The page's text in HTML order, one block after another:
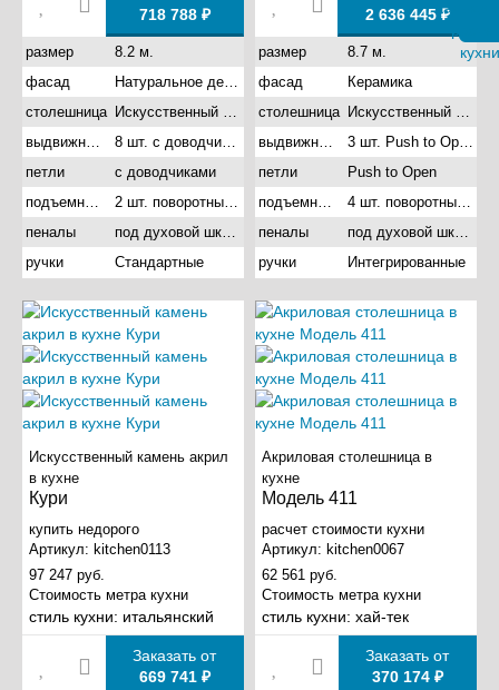
718 788 ₽
размер
8.2 м.
фасад
Натуральное дерево
столешница
Искусственный камень акрил
выдвижные ящики
8 шт. с доводчиками
петли
с доводчиками
подъемные механизмы
2 шт. поворотный подъемник
пеналы
под духовой шкаф
ручки
Стандартные
2 636 445 ₽
размер
8.7 м.
фасад
Керамика
столешница
Искусственный камень акрил
выдвижные ящики
3 шт. Push to Open с доводчиками
петли
Push to Open
подъемные механизмы
4 шт. поворотный подъемник
пеналы
под духовой шкаф
ручки
Интегрированные
Искусственный камень акрил
в кухне
Кури
купить недорого
Артикул: kitchen0113
97 247 руб.
Стоимость метра кухни
стиль кухни: итальянский
Заказать от
669 741 ₽
Акриловая столешница в
кухне
Модель 411
расчет стоимости кухни
Артикул: kitchen0067
62 561 руб.
Стоимость метра кухни
стиль кухни: хай-тек
Заказать от
370 174 ₽